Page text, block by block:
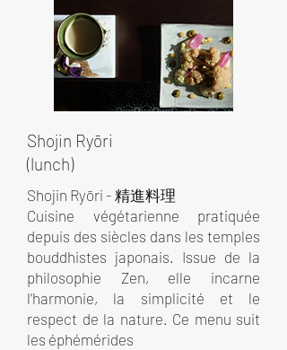
Shojin Ryōri
(lunch)
Shojin Ryōri - 精進料理
Cuisine végétarienne pratiquée
depuis des siècles dans les temples
bouddhistes japonais. Issue de la
philosophie Zen, elle incarne
l’harmonie, la simplicité et le
respect de la nature. Ce menu suit
les éphémérides